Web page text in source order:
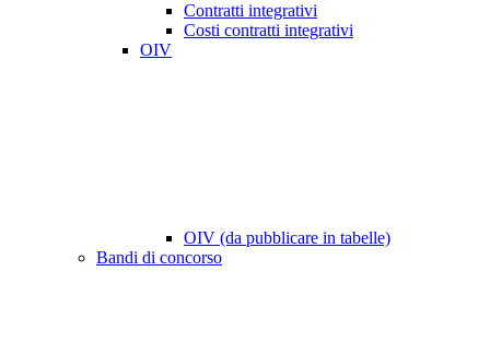
Contratti integrativi
Costi contratti integrativi
OIV
OIV (da pubblicare in tabelle)
Bandi di concorso